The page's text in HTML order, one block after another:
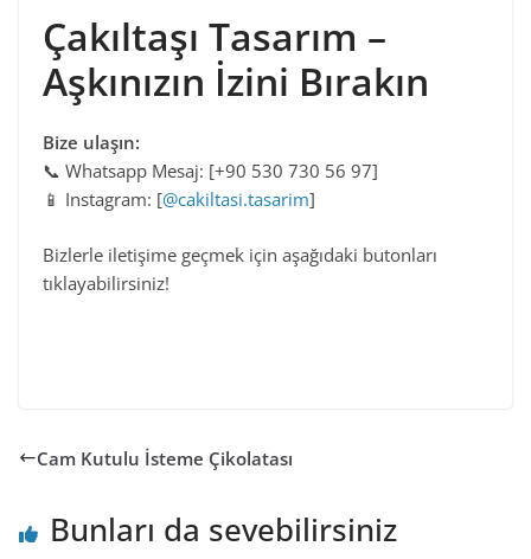
Çakıltaşı Tasarım –
Aşkınızın İzini Bırakın
Bize ulaşın:
📞 Whatsapp Mesaj: [+90 530 730 56 97]
📱 Instagram: [@cakiltasi.tasarim]
Bizlerle iletişime geçmek için aşağıdaki butonları
tıklayabilirsiniz!
Cam Kutulu İsteme Çikolatası
Bunları da sevebilirsiniz